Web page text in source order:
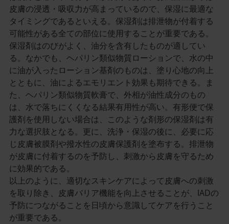
皮膚の浸透・吸収力が高まっているので、保湿に最適な
タイミングであるといえる。保湿剤は排泄物が付着する
可能性がある全ての部位に使用することが重要である。
保湿剤はのびがよく、油分を含有したものが適してい
る。なかでも、ヘパリン類似物質ローションで、水の中
に油が入ったローション基剤のものは、塗り心地の向上
とともに、油によるエモリエント効果も期待できる。ま
た、ヘパリン類似物質軟膏で、外相が油性成分のもの
は、水で落ちにくくなる結果有用性が高い。有形便で保
護剤を使用しない場合は、このような剤形の保湿剤は有
力な選択肢となる。更に、洗浄・保湿の後に、必要に応
じ皮膚被膜剤や撥水性の皮膚保護剤を塗布する。排泄物
が皮膚に付着するのを予防し、刺激から皮膚を守るため
に効果的である。
以上のように、適切なスキンケアによって皮膚への刺激
を取り除き、皮膚バリア機能を向上させることが、IADの
予防につながることを日頃から意識してケアを行うこと
が重要である。